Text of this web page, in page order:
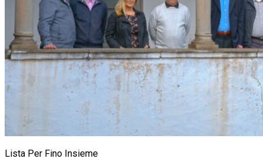
Lista Per Fino Insieme